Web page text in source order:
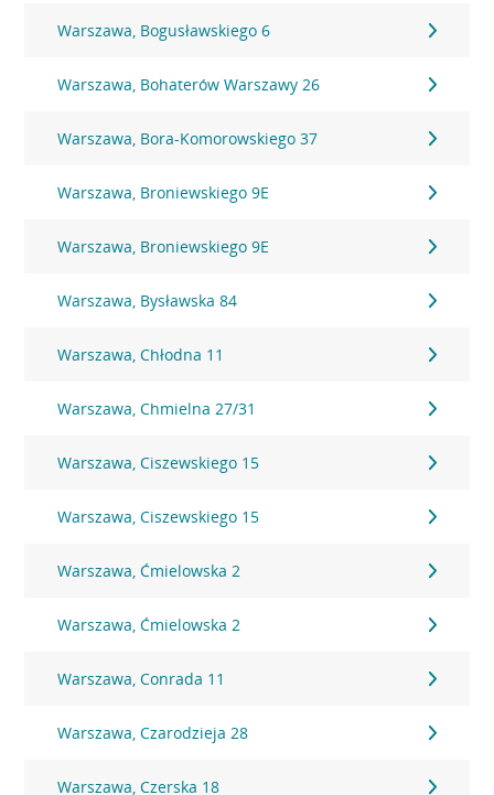
Warszawa, Bogusławskiego 6
Warszawa, Bohaterów Warszawy 26
Warszawa, Bora-Komorowskiego 37
Warszawa, Broniewskiego 9E
Warszawa, Broniewskiego 9E
Warszawa, Bysławska 84
Warszawa, Chłodna 11
Warszawa, Chmielna 27/31
Warszawa, Ciszewskiego 15
Warszawa, Ciszewskiego 15
Warszawa, Ćmielowska 2
Warszawa, Ćmielowska 2
Warszawa, Conrada 11
Warszawa, Czarodzieja 28
Warszawa, Czerska 18